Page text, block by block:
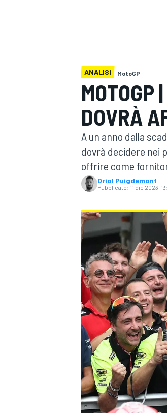
WRC
ANALISI MotoGP
MOTOGP
DOVRÀ
A un anno dalla
dovrà decidere nei
offrire come
Oriol Puigdemont
Pubblicato: 11 dic 2023,